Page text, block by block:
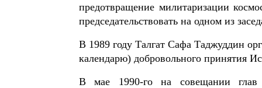
предотвращение милитаризации
председательствовать на одном из
В 1989 году Талгат Сафа Таджуддин
календарю) добровольного принятия
В мае 1990-го на совещании